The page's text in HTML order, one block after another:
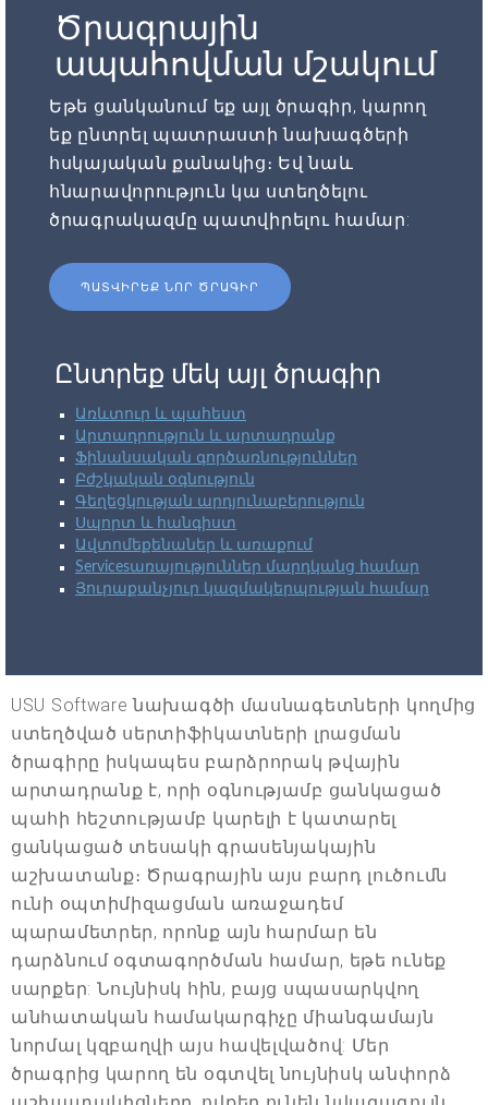
Ծրագրային
ապահովման մշակում
Եթե ցանկանում եք այլ ծրագիր, կարող
եք ընտրել պատրաստի նախագծերի
հսկայական քանակից։ Եվ նաև
հնարավորություն կա ստեղծելու
ծրագրակազմը պատվիրելու համար:
ՊԱՏՎԻՐԵՔ ՆՈՐ ԾՐԱԳԻՐ
Ընտրեք մեկ այլ ծրագիր
Առևտուր և պահեստ
Արտադրություն և արտադրանք
Ֆինանսական գործառնություններ
Բժշկական օգնություն
Գեղեցկության արդյունաբերություն
Սպորտ և հանգիստ
Ավտոմեքենաներ և առաքում
Servicesառայություններ մարդկանց համար
Յուրաքանչյուր կազմակերպության համար
USU Software նախագծի մասնագետների կողմից
ստեղծված սերտիֆիկատների լրացման
ծրագիրը իսկապես բարձրորակ թվային
արտադրանք է, որի օգնությամբ ցանկացած
պահի հեշտությամբ կարելի է կատարել
ցանկացած տեսակի գրասենյակային
աշխատանք։ Ծրագրային այս բարդ լուծումն
ունի օպտիմիզացման առաջադեմ
պարամետրեր, որոնք այն հարմար են
դարձնում օգտագործման համար, եթե ունեք
սարքեր: Նույնիսկ հին, բայց սպասարկվող
անհատական համակարգիչը միանգամայն
նորմալ կզբաղվի այս հավելվածով: Մեր
ծրագրից կարող են օգտվել նույնիսկ անփորձ